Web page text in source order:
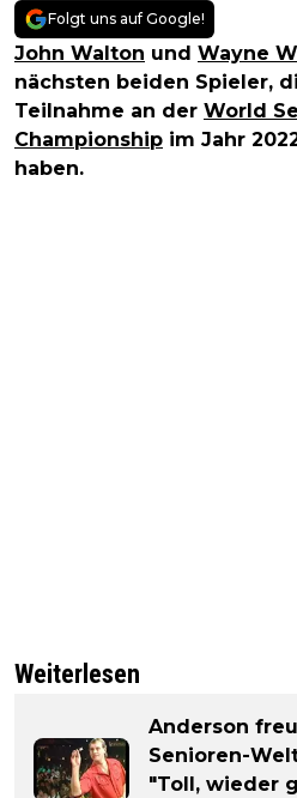
Folgt uns auf Google!
John Walton und Wayne
nächsten beiden Spieler,
Teilnahme an der World
Championship im Jahr
haben.
Weiterlesen
Anderson
Senioren-
"Toll, wieder